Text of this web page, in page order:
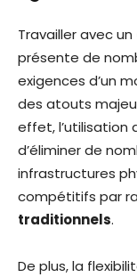
Travailler avec un
présente de
exigences d’un
des atouts
effet, l’utilisation
d’éliminer de
infrastructures
compétitifs par
traditionnels.
De plus, la